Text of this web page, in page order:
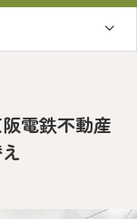
電鉄不動産